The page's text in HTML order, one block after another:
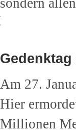
sondern
Am 27.
Hier
Millionen